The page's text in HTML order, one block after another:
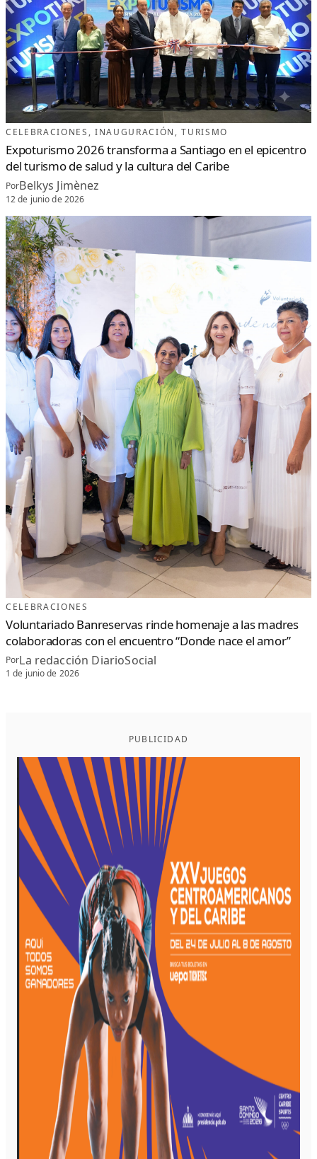
CELEBRACIONES , INAUGURACIÓN , TURISMO
Expoturismo 2026 transforma a Santiago en el epicentro
del turismo de salud y la cultura del Caribe
PorBelkys Jimènez
12 de junio de 2026
CELEBRACIONES
Voluntariado Banreservas rinde homenaje a las madres
colaboradoras con el encuentro “Donde nace el amor”
PorLa redacción DiarioSocial
1 de junio de 2026
PUBLICIDAD